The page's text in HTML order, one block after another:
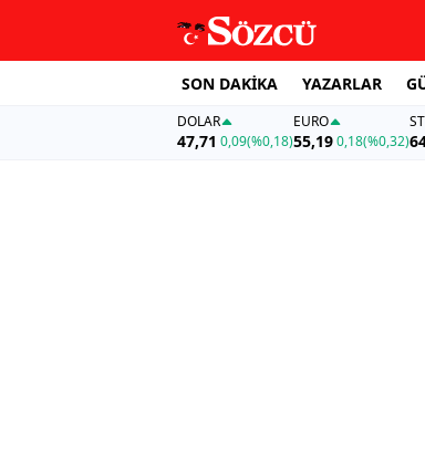
SON DAKİKA YAZARLAR
DOLAR
47,71 0,09(%0,18)
EURO
55,19 0,18(%0,32)